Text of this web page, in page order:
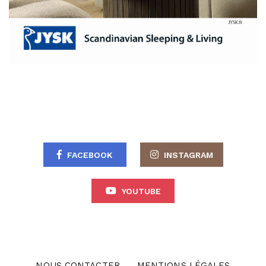
FACEBOOK INSTAGRAM
YOUTUBE